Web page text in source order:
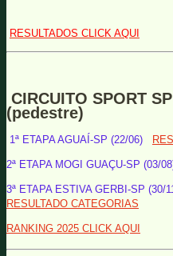
RESULTADOS CLICK AQUI
CIRCUITO SPORT
(pedestre)
1ª ETAPA AGUAÍ-SP (22/06)
2ª ETAPA MOGI GUAÇU-SP (03/
3ª ETAPA ESTIVA GERBI-SP (30/
RESULTADO CATEGORIAS
RANKING 2025 CLICK AQUI